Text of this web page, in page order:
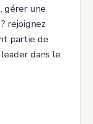
gérer une
rejoignez
partie de
dans le